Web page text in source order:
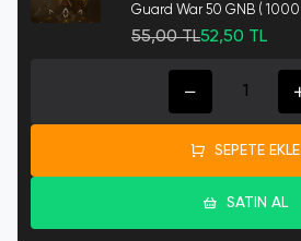
Guard War 50 GNB (
55,00 TL52,50 TL
SEPETE EKLE
SATIN AL